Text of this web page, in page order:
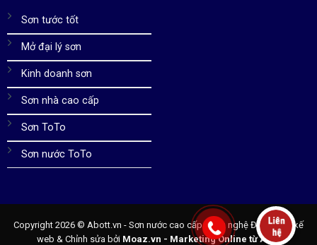
Sơn tước tốt
Mở đại lý sơn
Kinh doanh sơn
Sơn nhà cao cấp
Sơn ToTo
Sơn nước ToTo
Copyright 2026 © Abott.vn - Sơn nước cao cấp công nghệ Đức . Thiết kế
web & Chỉnh sửa bởi Moaz.vn - Marketing Online từ A - Z